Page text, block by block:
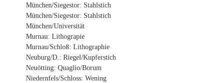
München/Siegestor: Stahlstich
München/Siegestor: Stahlstich
München/Universität
Murnau: Lithograpie
Murnau/Schloß: Lithographie
Neuburg/D.: Riegel/Kupferstich
Neuötting: Quaglio/Borum
Niedernfels/Schloss: Wening